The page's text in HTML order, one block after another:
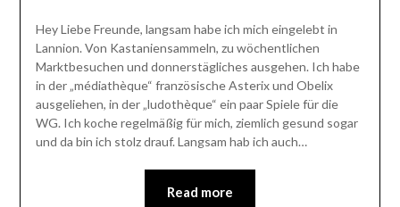
Hey Liebe Freunde, langsam habe ich mich eingelebt in
Lannion. Von Kastaniensammeln, zu wöchentlichen
Marktbesuchen und donnerstägliches ausgehen. Ich habe
in der „médiathèque“ französische Asterix und Obelix
ausgeliehen, in der „ludothèque“ ein paar Spiele für die
WG. Ich koche regelmäßig für mich, ziemlich gesund sogar
und da bin ich stolz drauf. Langsam hab ich auch…
Read more